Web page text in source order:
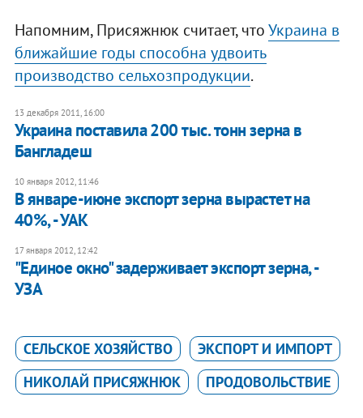
Напомним, Присяжнюк считает, чтоУкраина в
ближайшие годы способна удвоить
производство сельхозпродукции.
13 декабря 2011, 16:00
Украина поставила 200 тыс. тонн зерна в
Бангладеш
10 января 2012, 11:46
В январе-июне экспорт зерна вырастет на
40%, - УАК
17 января 2012, 12:42
"Единое окно" задерживает экспорт зерна, -
УЗА
СЕЛЬСКОЕ ХОЗЯЙСТВО
ЭКСПОРТ И ИМПОРТ
НИКОЛАЙ ПРИСЯЖНЮК
ПРОДОВОЛЬСТВИЕ